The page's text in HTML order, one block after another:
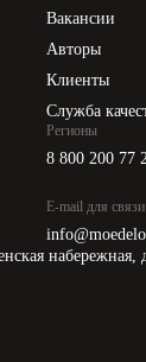
Вакансии
Авторы
Клиенты
Служба
Регионы
8 800 200 77
E-mail для связи
набережная,